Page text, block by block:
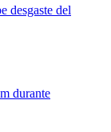
desgaste del
durante